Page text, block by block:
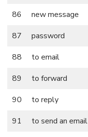
86
new message
87
password
88
to email
89
to forward
90
to reply
91
to send an email